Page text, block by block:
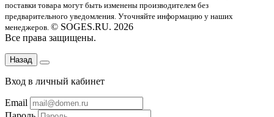
поставки товара могут быть изменены производителем без
предварительного уведомления. Уточняйте информацию у наших
менеджеров. © SOGES.RU. 2026
Все права защищены.
Назад
Вход в личный кабинет
Email